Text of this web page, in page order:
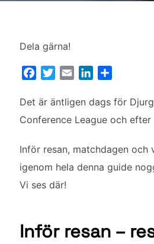
Dela gärna!
c
e
k
i
t
a
i
n
k
e
d
n
l
a
Det är äntligen dags för
Conference League och
Inför resan, matchdagen
igenom hela denna guide
Vi ses där!
Inför resan –